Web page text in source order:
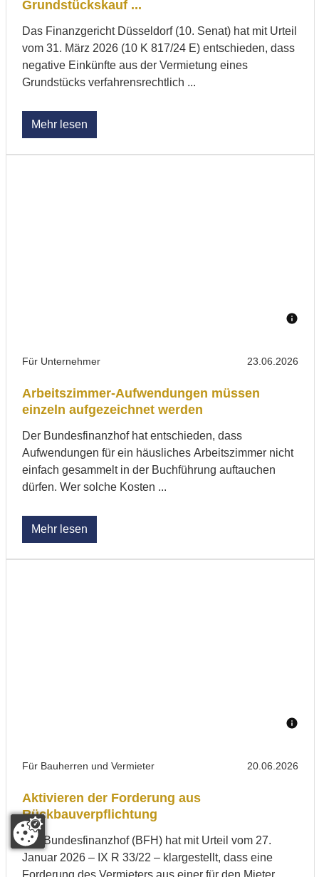
Grundstückskauf ...
Das Finanzgericht Düsseldorf (10. Senat) hat mit Urteil
vom 31. März 2026 (10 K 817/24 E) entschieden, dass
negative Einkünfte aus der Vermietung eines
Grundstücks verfahrensrechtlich ...
Mehr lesen
Für Unternehmer 23.06.2026
Arbeitszimmer-Aufwendungen müssen
einzeln aufgezeichnet werden
Der Bundesfinanzhof hat entschieden, dass
Aufwendungen für ein häusliches Arbeitszimmer nicht
einfach gesammelt in der Buchführung auftauchen
dürfen. Wer solche Kosten ...
Mehr lesen
Für Bauherren und Vermieter 20.06.2026
Aktivieren der Forderung aus
Rückbauverpflichtung
Der Bundesfinanzhof (BFH) hat mit Urteil vom 27.
Januar 2026 – IX R 33/22 – klargestellt, dass eine
Forderung des Vermieters aus einer für den Mieter